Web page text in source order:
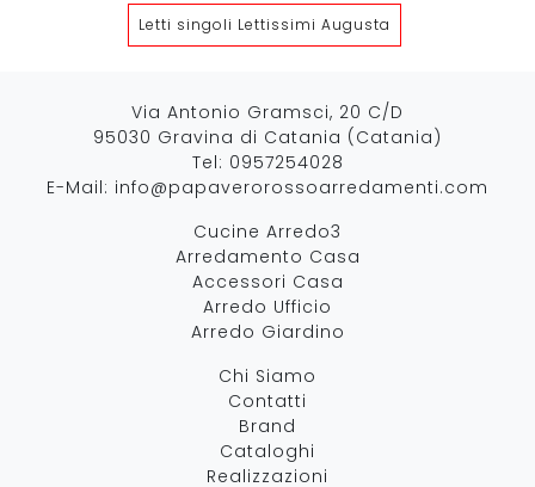
Letti singoli Lettissimi Augusta
Via Antonio Gramsci, 20 C/D
95030 Gravina di Catania (Catania)
Tel: 0957254028
E-Mail: info@papaverorossoarredamenti.com
Cucine Arredo3
Arredamento Casa
Accessori Casa
Arredo Ufficio
Arredo Giardino
Chi Siamo
Contatti
Brand
Cataloghi
Realizzazioni